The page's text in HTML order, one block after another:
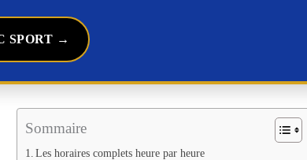
SPORT →
Sommaire
Les horaires complets heure par heure